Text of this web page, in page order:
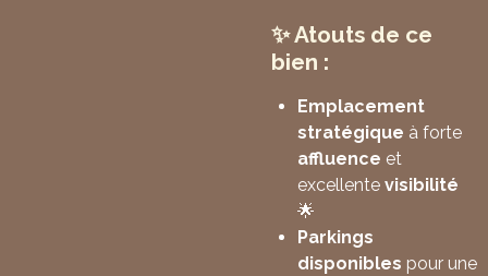
✨ Atouts de ce
bien :
Emplacement
stratégique à forte
affluence et
excellente visibilité
🌟
Parkings
disponibles pour une